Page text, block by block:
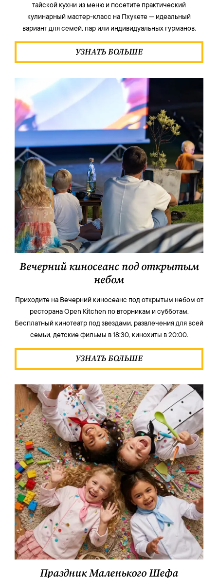
тайской кухни из меню и посетите практический
кулинарный мастер-класс на Пхукете — идеальный
вариант для семей, пар или индивидуальных гурманов.
УЗНАТЬ БОЛЬШЕ
Вечерний киносеанс под открытым
небом
Приходите на Вечерний киносеанс под открытым небом от
ресторана Open Kitchen по вторникам и субботам.
Бесплатный кинотеатр под звездами, развлечения для всей
семьи, детские фильмы в 18:30, кинохиты в 20:00.
УЗНАТЬ БОЛЬШЕ
Праздник Маленького Шефа